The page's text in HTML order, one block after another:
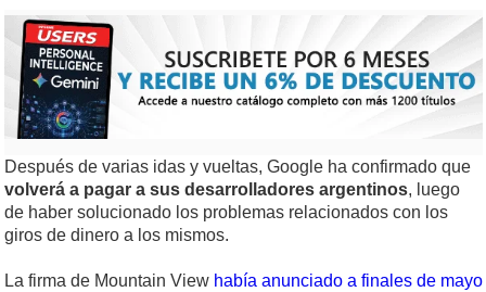
Después de varias idas y vueltas, Google ha confirmado que
volverá a pagar a sus desarrolladores argentinos, luego
de haber solucionado los problemas relacionados con los
giros de dinero a los mismos.
La firma de Mountain View había anunciado a finales de mayo